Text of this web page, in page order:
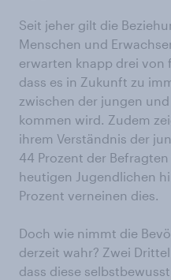
Seit jeher gilt die
Menschen und
erwarten knapp drei von
dass es in Zukunft zu
zwischen der jungen
kommen wird. Zudem
ihrem Verständnis der
44 Prozent der
heutigen Jugendlichen
Prozent verneinen dies.
Doch wie nimmt die
derzeit wahr? Zwei
dass diese